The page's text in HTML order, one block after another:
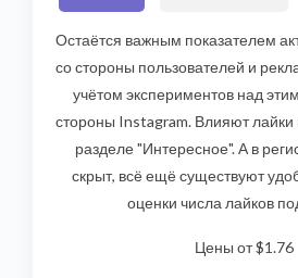
Остаётся важным показателем
со стороны пользователей и
учётом экспериментов над
стороны Instagram. Влияют
разделе "Интересное". А в
скрыт, всё ещё существуют
оценки числа лайков
Цены от $1.76